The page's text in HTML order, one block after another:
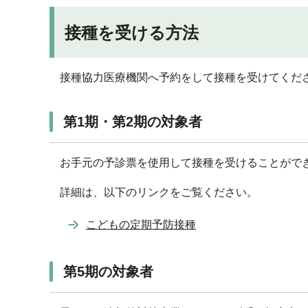
接種を受ける方法
接種協力医療機関へ予約をして接種を受けてくだ
第1期・第2期の対象者
お手元の予診票を使用して接種を受けることがで
詳細は、以下のリンクをご覧ください。
こどもの定期予防接種
第5期の対象者